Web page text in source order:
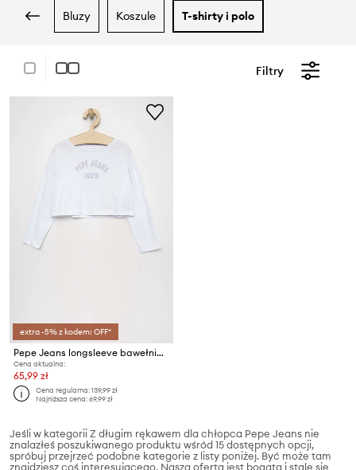
bluzy koszule t-shirty i polo
Filtry
extra -5% z kodem: OFF*
Pepe Jeans longsleeve bawełniany dziecięcy Paullete
Cena aktualna:
65,99 zł
Cena regularna:139,99 zł
Najniższa cena:69,99 zł
Jeśli w kategorii Z długim rękawem dla chłopca Pepe Jeans nie
znalazłeś poszukiwanego produktu wśród 15 dostępnych opcji,
spróbuj przejrzeć podobne kategorie z listy poniżej. Być może tam
znajdziesz coś interesującego. Nasza oferta jest bogata i stale się